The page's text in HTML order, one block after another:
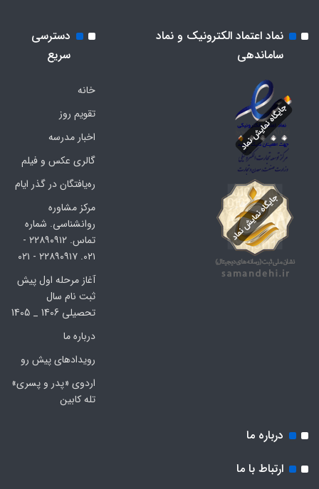
نماد اعتماد الکترونیک و نماد
ساماندهی
دسترسی
سریع
خانه
تقویم روز
اخبار مدرسه
گالری عکس و فیلم
ره‌یافتگان در گذر ایام
مرکز مشاوره
روانشناسی. شماره
تماس. ۲۲۸۹۰۹۱۲ -
۰۲۱. ۲۲۸۹۰۹۱۷ - ۰۲۱
آغاز مرحله اول پیش
ثبت نام سال
تحصیلی 1406 _ 1405
درباره ما
رویدادهای پیش رو
اردوی «پدر و پسری»
تله کابین
درباره ما
ارتباط با ما